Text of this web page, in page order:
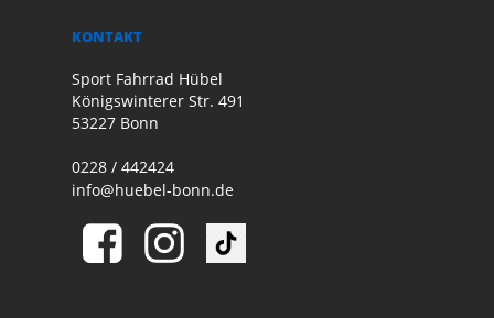
KONTAKT
Sport Fahrrad Hübel
Königswinterer Str. 491
53227 Bonn
0228 / 442424
info@huebel-bonn.de